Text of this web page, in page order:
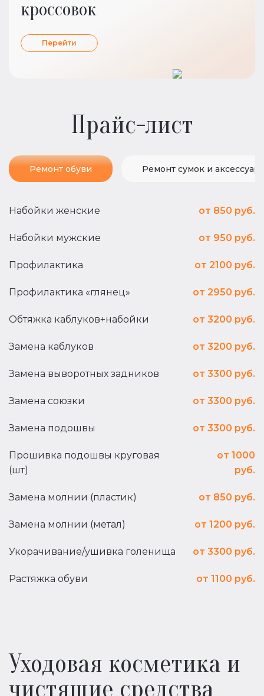
кроссовок
Перейти
Прайс-лист
Ремонт обуви Ремонт сумок и
Набойки женские от 850 руб.
Набойки мужские от 950 руб.
Профилактика от 2100 руб.
Профилактика «глянец» от 2950 руб.
Обтяжка каблуков+набойки от 3200 руб.
Замена каблуков от 3200 руб.
Замена выворотных задников от 3300 руб.
Замена союзки от 3300 руб.
Замена подошвы от 3300 руб.
Прошивка подошвы круговая
(шт)
от 1000
руб.
Замена молнии (пластик) от 850 руб.
Замена молнии (метал) от 1200 руб.
Укорачивание/ушивка голенища от 3300 руб.
Растяжка обуви от 1100 руб.
Уходовая косметика и
чистящие средства